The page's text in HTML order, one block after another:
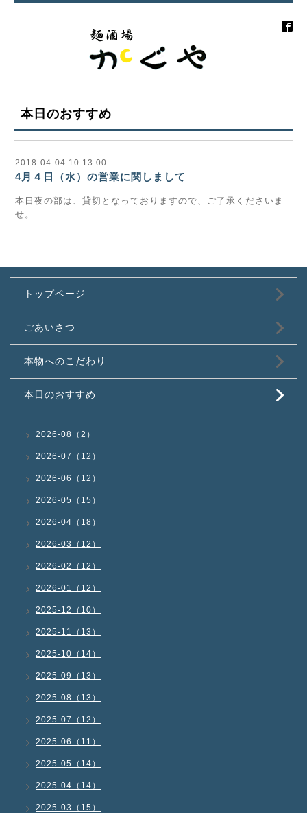
本日のおすすめ
2018-04-04 10:13:00
4月４日（水）の営業に関しまして
本日夜の部は、貸切となっておりますので、ご了承くださいま
せ。
トップページ
ごあいさつ
本物へのこだわり
本日のおすすめ
2026-08（2）
2026-07（12）
2026-06（12）
2026-05（15）
2026-04（18）
2026-03（12）
2026-02（12）
2026-01（12）
2025-12（10）
2025-11（13）
2025-10（14）
2025-09（13）
2025-08（13）
2025-07（12）
2025-06（11）
2025-05（14）
2025-04（14）
2025-03（15）